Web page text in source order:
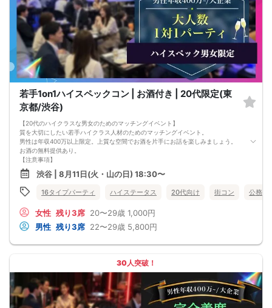
若手1on1ハイスペックコン | お酒付き | 20代限定(東
京都/渋谷)
【20代のハイクラスな男女のためのマッチングイベント】
質を大切にしたい若手ハイクラス人材のためのマッチングイベント。
男性は年収400万以上限定。上質な空間でお酒を片手にお話を楽しみましょう。
お酒の無料提供あり。
【注意事項】
■当日の持ち物
・公的身分証明書 ※ご提示いただけない方はご参加いただけません
■留意事項
・最善を尽くしておりますが、やむを得ない事情（ご予約者様の当日キャンセル
交通費等の補償は致しかねますのであらかじめご了承ください。
・当日は時間に余裕をもってお越しください。10分以上の遅刻はご参加をお断り
する場合がございます。
パーティ開始2時間前まで
■飲食
アルコール/ソフトドリンク付き
渋谷 | 8月11日(火・山の日) 18:30〜
16タイプパーティ ハイステータス 20代向け 街コン 公務員
女性 残り3席 20〜29歳 1,000円
男性 残り3席 22〜29歳 5,800円
30人突破！